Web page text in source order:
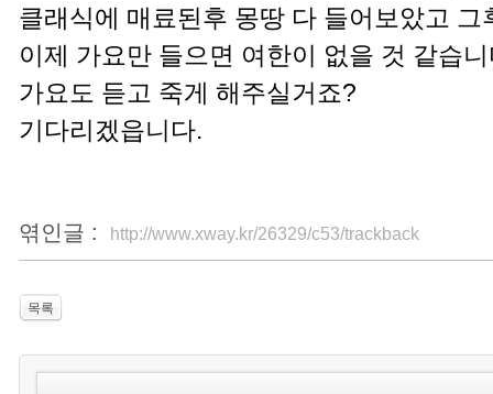
클래식에 매료된후 몽땅 다 들어보았고 그
이제 가요만 들으면 여한이 없을 것 같습
가요도 듣고 죽게 해주실거죠?
기다리겠읍니다.
엮인글 : http://www.xway.kr/26329/c53/trackback
목록